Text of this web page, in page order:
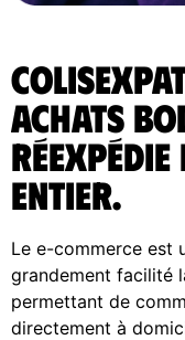
achats
réexpédie
entier.
Le e-commerce est
grandement facilité
permettant de
directement à